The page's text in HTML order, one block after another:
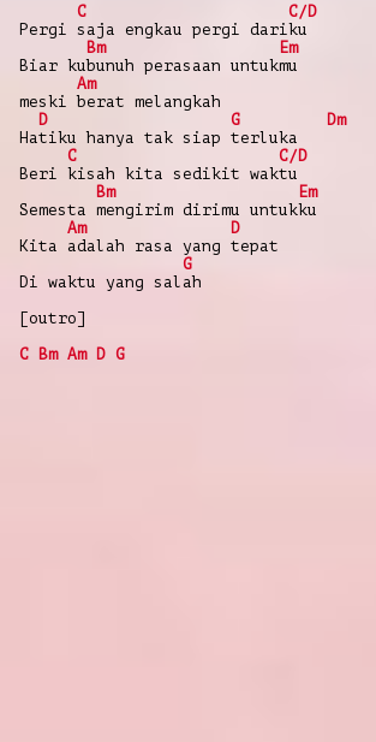
C
C/D
Pergi saja engkau pergi dariku
Bm
Em
Biar kubunuh perasaan untukmu
Am
meski berat melangkah
D
G
Dm
Hatiku hanya tak siap terluka
C
C/D
Beri kisah kita sedikit waktu
Bm
Em
Semesta mengirim dirimu untukku
Am
D
Kita adalah rasa yang tepat
G
Di waktu yang salah
[outro]
C Bm Am D G